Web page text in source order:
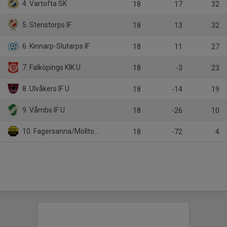
4. Vartofta SK 18 17 32
5. Stenstorps IF 18 13 32
6. Kinnarp-Slutarps IF 18 11 27
7. Falköpings KIK U 18 -3 23
8. Ulvåkers IF U 18 -14 19
9. Våmbs IF U 18 -26 10
10. Fagersanna/Mölltorp-Brevik 18 -72 4